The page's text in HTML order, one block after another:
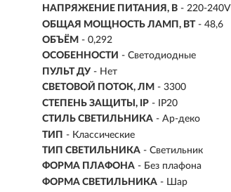
НАПРЯЖЕНИЕ ПИТАНИЯ, В - 220-240V
ОБЩАЯ МОЩНОСТЬ ЛАМП, ВТ - 48,6
ОБЪЁМ - 0,292
ОСОБЕННОСТИ - Светодиодные
ПУЛЬТ ДУ - Нет
СВЕТОВОЙ ПОТОК, ЛМ - 3300
СТЕПЕНЬ ЗАЩИТЫ, IP - IP20
СТИЛЬ СВЕТИЛЬНИКА - Ар-деко
ТИП - Классические
ТИП СВЕТИЛЬНИКА - Светильник
ФОРМА ПЛАФОНА - Без плафона
ФОРМА СВЕТИЛЬНИКА - Шар